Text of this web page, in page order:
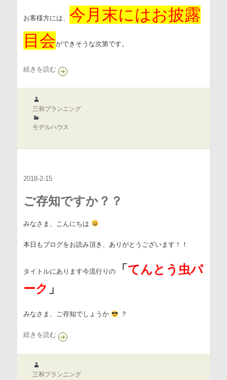
お客様方には、 今月末にはお披露
目会ができそうな次第です。
続きを読む !(^^)!セレシア今津北１丁目の現場進行状況～！！！
成
三和プランニング
テ
モデルハウス
2018-2-15
ご存知ですか？？
みなさま、こんにちは
本日もブログをお読み頂き、ありがとうございます！！
タイトルにあります今流行りの「 てんとう虫パ
ーク 」
みなさま、ご存知でしょうか ？
続きを読む ご存知ですか？？
成
三和プランニング